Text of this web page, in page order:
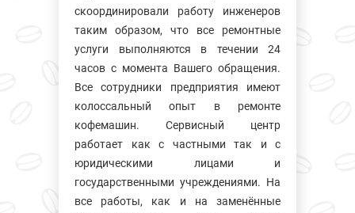
скоординировали работу инженеров
таким образом, что все ремонтные
услуги выполняются в течении 24
часов с момента Вашего обращения.
Все сотрудники предприятия имеют
колосcальный опыт в ремонте
кофемашин. Сервисный центр
работает как с частными так и с
юридическими лицами и
государственными учреждениями. На
все работы, как и на заменённые